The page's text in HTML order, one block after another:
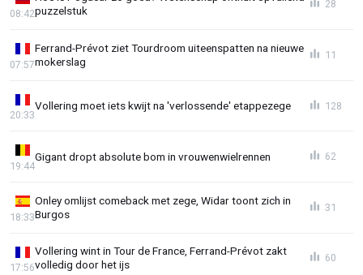
puzzelstuk
08:42
28
Ferrand-Prévot ziet Tourdroom uiteenspatten na nieuwe
mokerslag
07:57
11
Vollering moet iets kwijt na 'verlossende' etappezege
20:33
128
Gigant dropt absolute bom in vrouwenwielrennen
19:44
62
Onley omlijst comeback met zege, Widar toont zich in
Burgos
18:33
31
Vollering wint in Tour de France, Ferrand-Prévot zakt
volledig door het ijs
17:56
60